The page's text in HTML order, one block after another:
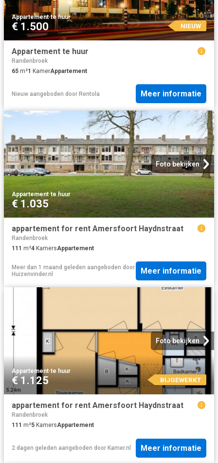
Appartement·te huur
€ 1.500 NIEUW
Appartement te huur
Randenbroek
65 m²1 KamerAppartement
Nieuw aangeboden door Rentola Meer informatie
Foto bekijken
Appartement·te huur
€ 1.035
appartement for rent Amersfoort Haydnstraat
Randenbroek
111 m²4 KamersAppartement
Meer dan 1 maand geleden aangeboden door
Huizenvinder.nl
Meer informatie
Foto bekijken
Appartement·te huur
€ 1.125 BIJGEWERKT
appartement for rent Amersfoort Haydnstraat
Randenbroek
111 m²5 KamersAppartement
2 dagen geleden aangeboden door Kamer.nl Meer informatie